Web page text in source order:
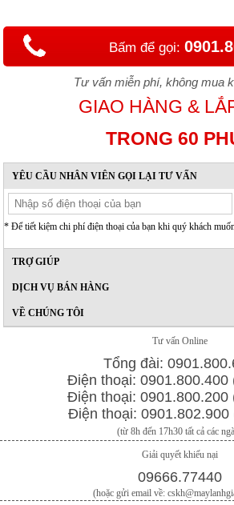
Bấm để gọi:
Tư vấn miễn phí, không mua
GIAO HÀNG &
TRONG 60
YÊU CẦU NHÂN VIÊN GỌI LẠI TƯ VẤN
* Để tiết kiệm chi phí điện thoại của bạn khi quý khách
TRỢ GIÚP
DỊCH VỤ BÁN HÀNG
VỀ CHÚNG TÔI
Tư vấn Online
Tổng đài:
Điện thoại: 0901.800.400
Điện thoại: 0901.800.200
Điện thoại: 0901.802.900
(từ 8h đến 17h30 tất cả các
Giải quyết khiếu nại
09666.77440
(hoặc gửi email về: